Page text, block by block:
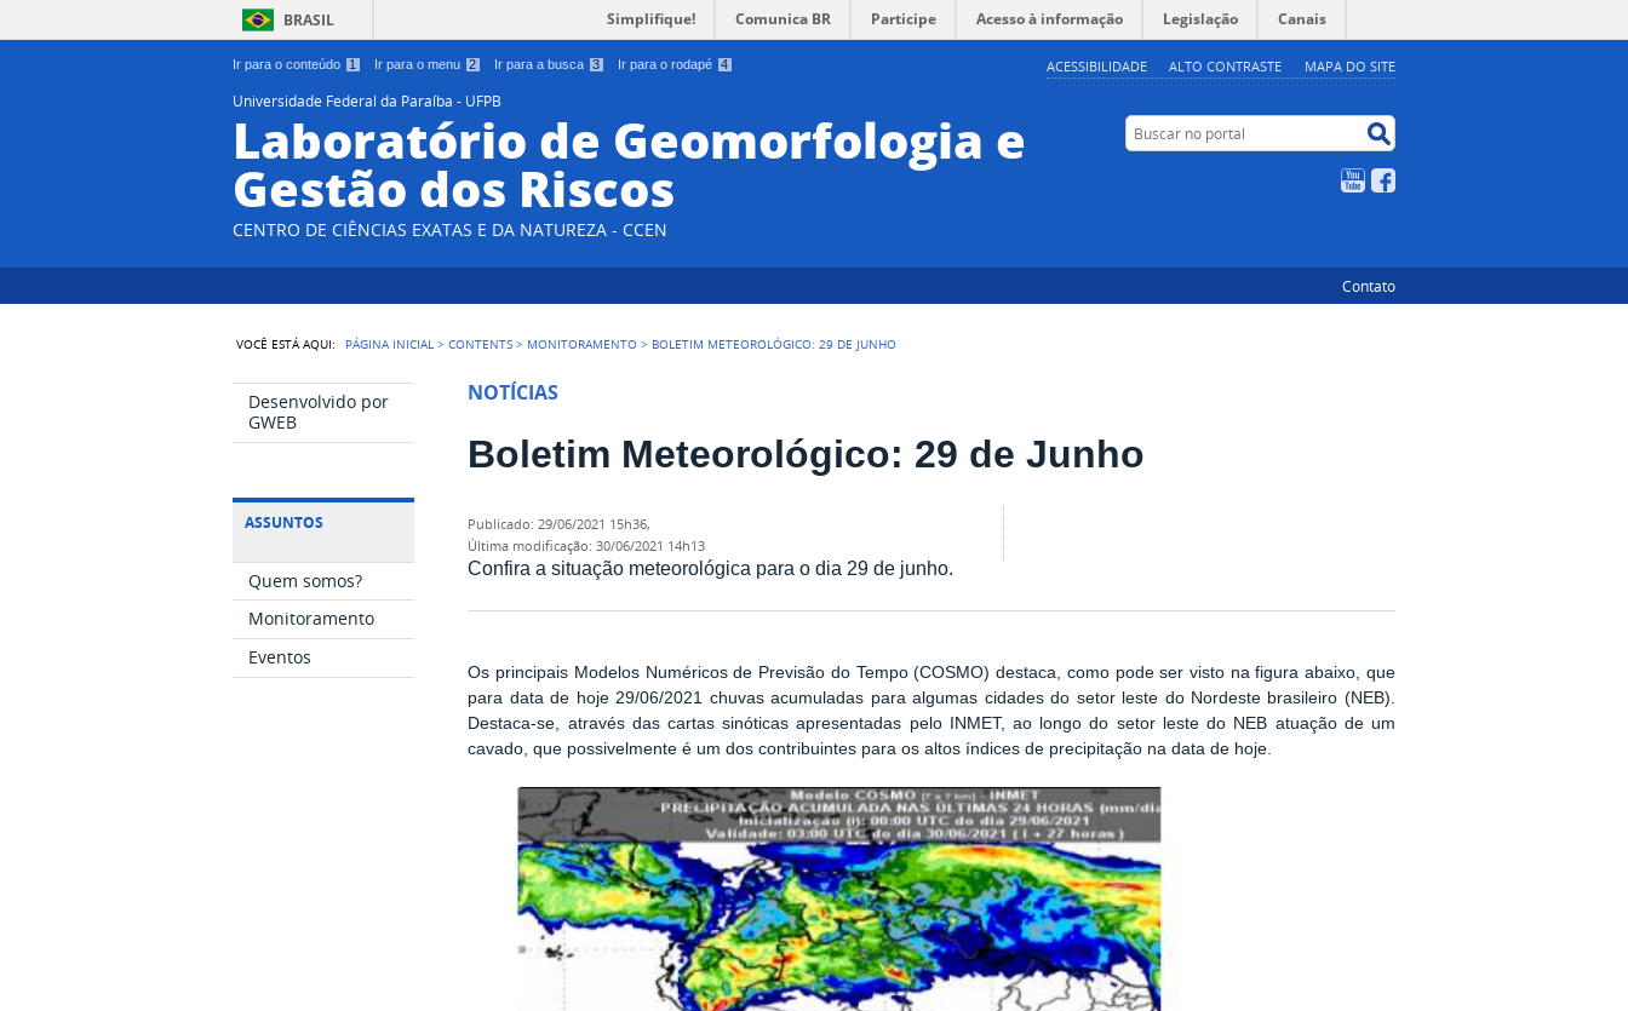
Ir para o conteúdo 1 Ir para o menu 2 Ir para a busca 3 Ir para o rodapé 4 ACESSIBILIDADE ALTO CONTRASTE MAPA DO SITE
BRASIL Simplifique! Comunica BR Participe Acesso à informação Legislação Canais
Universidade Federal da Paraíba - UFPB
Laboratório de Geomorfologia e
Gestão dos Riscos
CENTRO DE CIÊNCIAS EXATAS E DA NATUREZA - CCEN
Buscar no portal
YouTube
Contato
VOCÊ ESTÁ AQUI: PÁGINA INICIAL >CONTENTS > MONITORAMENTO > BOLETIM METEOROLÓGICO: 29 DE JUNHO
Desenvolvido por
GWEB
ASSUNTOS
Quem somos?
Monitoramento
Eventos
NOTÍCIAS
Boletim Meteorológico: 29 de Junho
publicado:29/06/2021 15h36,
última modificação:30/06/2021 14h13
Confira a situação meteorológica para o dia 29 de junho.
Os principais Modelos Numéricos de Previsão do Tempo (COSMO) destaca, como pode ser visto na figura abaixo, que
para data de hoje 29/06/2021 chuvas acumuladas para algumas cidades do setor leste do Nordeste brasileiro (NEB).
Destaca-se, através das cartas sinóticas apresentadas pelo INMET, ao longo do setor leste do NEB atuação de um
cavado, que possivelmente é um dos contribuintes para os altos índices de precipitação na data de hoje.